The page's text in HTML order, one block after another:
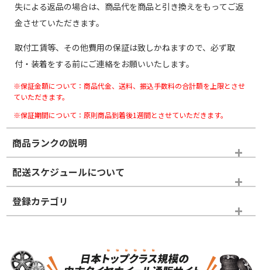
失による返品の場合は、商品代を商品と引き換えをもってご返
金させていただきます。
取付工賃等、その他費用の保証は致しかねますので、必ず取
付・装着をする前にご連絡をお願いいたします。
※保証金額について：商品代金、送料、振込手数料の合計額を上限とさせ
ていただきます。
※保証期間について：原則商品到着後1週間とさせていただきます。
商品ランクの説明
※商品ランクは出品者の主観により判断しておりますので、あら
かじめご了承ください。
ホイールランク
配送スケジュールについて
登録カテゴリ
スタッドレスタイヤホイールセット